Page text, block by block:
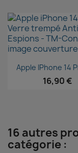
Aperçu
Apple IPhone 14
16,90 €
16 autres
catégorie :